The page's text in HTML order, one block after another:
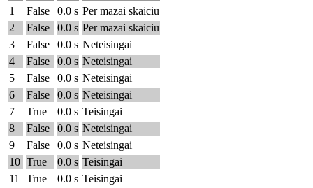
1
False 0.0 s Per mazai skaiciu
2
False 0.0 s Per mazai skaiciu
3
False 0.0 s Neteisingai
4
False 0.0 s Neteisingai
5
False 0.0 s Neteisingai
6
False 0.0 s Neteisingai
7
True 0.0 s Teisingai
8
False 0.0 s Neteisingai
9
False 0.0 s Neteisingai
10 True 0.0 s Teisingai
11
True 0.0 s Teisingai